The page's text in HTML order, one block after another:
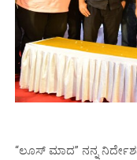
“ಲೂಸ್ ಮಾದ” ನನ್ನ‌